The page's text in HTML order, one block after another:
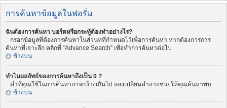
การค้นหาข้อมูลในฟอรั่ม
ฉันต้องการค้นหา บอร์ดหรือกระทู้ต้องทำอย่างไร?
กรอกข้อมูลที่ต้องการค้นหาในส่วนทที่กำหนดไว้เพื่อการค้นหา หากต้องการการ
ค้นหาที่เจาะลึก คลิกที่ “Advance Search” เพื่อทำการค้นหาต่อไป
ข้างบน
ทำไมผลลัพธ์ของการค้นหาถึงเป็น 0 ?
คำที่คุณใช้ในการค้นหาอาจกว้างเกินไป ลองเปลี่ยนคำอาจช่วยให้คุณค้นหาพบ
ข้างบน